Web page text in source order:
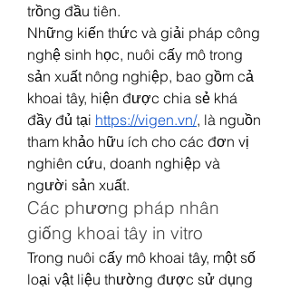
trồng đầu tiên.
Những kiến thức và giải pháp công
nghệ sinh học, nuôi cấy mô trong
sản xuất nông nghiệp, bao gồm cả
khoai tây, hiện được chia sẻ khá
đầy đủ tại https://vigen.vn/, là nguồn
tham khảo hữu ích cho các đơn vị
nghiên cứu, doanh nghiệp và
người sản xuất.
Các phương pháp nhân
giống khoai tây in vitro
Trong nuôi cấy mô khoai tây, một số
loại vật liệu thường được sử dụng